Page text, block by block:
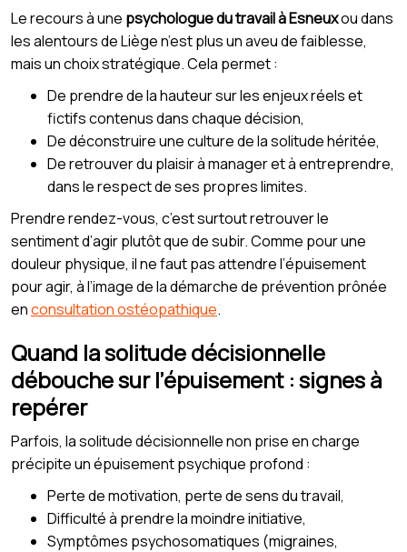
Le recours à une psychologue du travail à Esneuxou dans
les alentours de Liège n’est plus un aveu de faiblesse,
mais un choix stratégique. Cela permet :
De prendre de la hauteur sur les enjeux réels et
fictifs contenus dans chaque décision,
De déconstruire une culture de la solitude héritée,
De retrouver du plaisir à manager et à entreprendre,
dans le respect de ses propres limites.
Prendre rendez-vous, c’est surtout retrouver le
sentiment d’agir plutôt que de subir. Comme pour une
douleur physique, il ne faut pas attendre l’épuisement
pour agir, à l’image de la démarche de prévention prônée
enconsultation ostéopathique.
Quand la solitude décisionnelle
débouche sur l’épuisement : signes à
repérer
Parfois, la solitude décisionnelle non prise en charge
précipite un épuisement psychique profond :
Perte de motivation, perte de sens du travail,
Difficulté à prendre la moindre initiative,
Symptômes psychosomatiques (migraines,